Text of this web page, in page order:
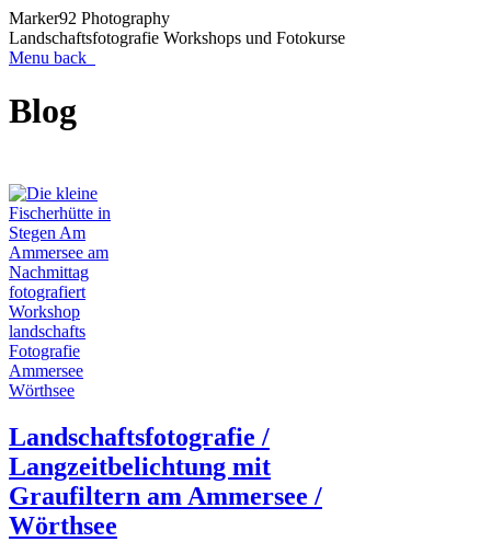
Marker92 Photography
Landschaftsfotografie Workshops und Fotokurse
Menu back
Blog
Landschaftsfotografie /
Langzeitbelichtung mit
Graufiltern am Ammersee /
Wörthsee